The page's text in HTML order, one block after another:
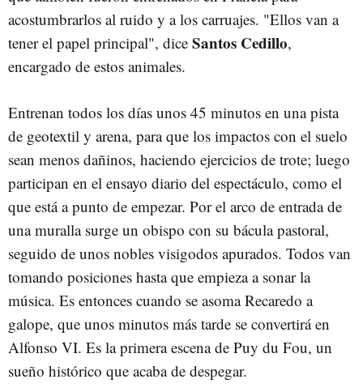
acostumbrarlos al ruido y a los carruajes. "Ellos van a
tener el papel principal", dice Santos Cedillo,
encargado de estos animales.
Entrenan todos los días unos 45 minutos en una pista
de geotextil y arena, para que los impactos con el suelo
sean menos dañinos, haciendo ejercicios de trote; luego
participan en el ensayo diario del espectáculo, como el
que está a punto de empezar. Por el arco de entrada de
una muralla surge un obispo con su bácula pastoral,
seguido de unos nobles visigodos apurados. Todos van
tomando posiciones hasta que empieza a sonar la
música. Es entonces cuando se asoma Recaredo a
galope, que unos minutos más tarde se convertirá en
Alfonso VI. Es la primera escena de Puy du Fou, un
sueño histórico que acaba de despegar.